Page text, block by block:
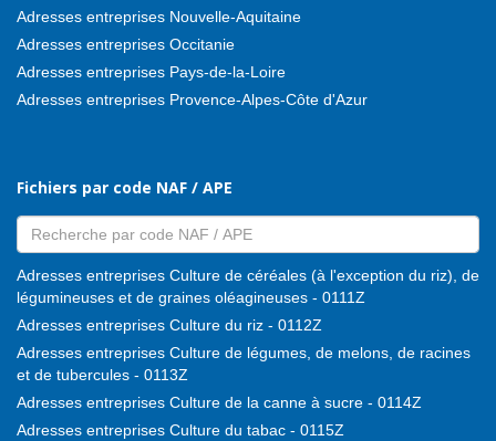
Adresses entreprises Nouvelle-Aquitaine
Adresses entreprises Occitanie
Adresses entreprises Pays-de-la-Loire
Adresses entreprises Provence-Alpes-Côte d'Azur
Fichiers par code NAF / APE
Adresses entreprises Culture de céréales (à l'exception du riz), de
légumineuses et de graines oléagineuses - 0111Z
Adresses entreprises Culture du riz - 0112Z
Adresses entreprises Culture de légumes, de melons, de racines
et de tubercules - 0113Z
Adresses entreprises Culture de la canne à sucre - 0114Z
Adresses entreprises Culture du tabac - 0115Z